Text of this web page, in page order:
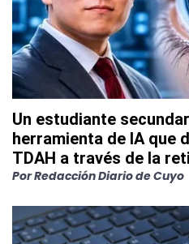
Un estudiante
herramienta de IA que
TDAH a través de la
PorRedacción Diario de Cuyo